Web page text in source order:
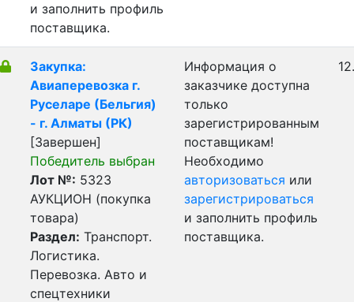
и заполнить профиль
поставщика.
Закупка:
Авиаперевозка г.
Руселаре (Бельгия)
- г. Алматы (РК)
[Завершен]
Победитель выбран
Лот №: 5323
АУКЦИОН (покупка
товара)
Раздел: Транспорт.
Логистика.
Перевозка. Авто и
спецтехники
Информация о
заказчике доступна
только
зарегистрированным
поставщикам!
Необходимо
авторизоваться или
зарегистрироваться
и заполнить профиль
поставщика.